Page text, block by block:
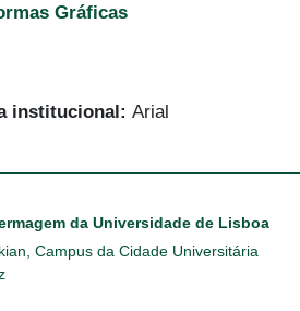
Gráficas
institucional: Arial
da Universidade de Lisboa
Campus da Cidade Universitária